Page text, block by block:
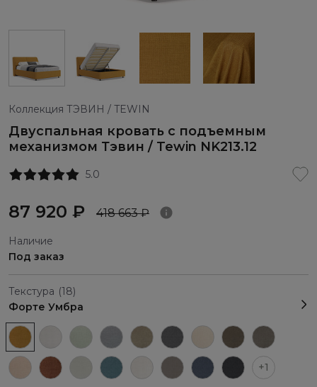
Коллекция ТЭВИН / TEWIN
Двуспальная кровать с подъемным
механизмом Тэвин / Tewin NK213.12
5.0
87 920 ₽ 418 663 ₽
Наличие
Под заказ
Текстура (18)
Форте Умбра
+1